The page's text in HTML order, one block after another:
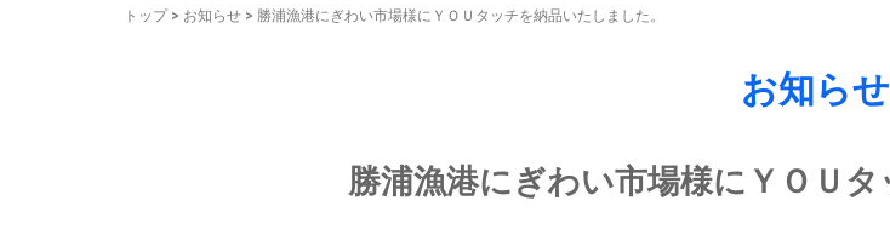
トップ> お知らせ > 勝浦漁港にぎわい市場様にＹＯＵタッチを納品いたしました。
お知らせ
勝浦漁港にぎわい市場様にＹＯＵタ